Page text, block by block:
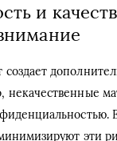
и
некачественные
эти